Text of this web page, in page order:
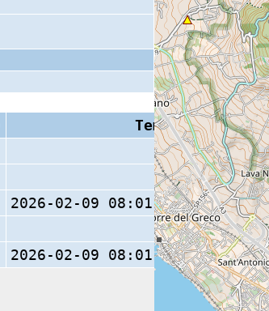
Tempo S (W/M/O)
2026-02-09 08:01:36.2 (0/ / )
2026-02-09 08:01:35.8 (0/ / )